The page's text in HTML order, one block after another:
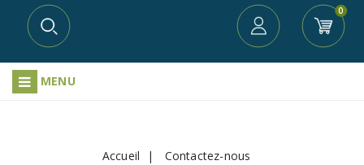
0
MENU
Accueil Contactez-nous